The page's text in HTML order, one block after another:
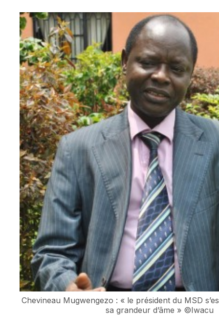
Chevineau Mugwengezo : « le président du MSD
sa grandeur d’âme » ©Iwacu